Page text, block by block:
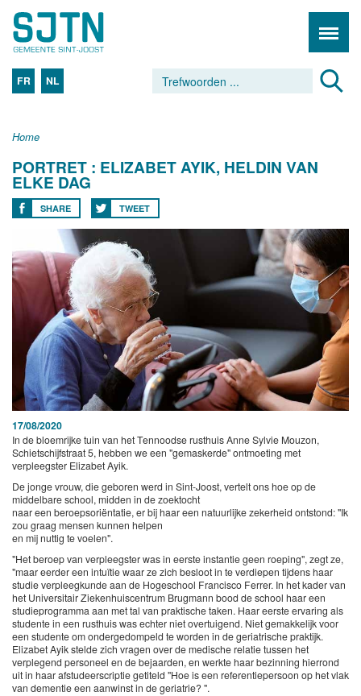
FR NL
Home
PORTRET : ELIZABET AYIK, HELDIN VAN
ELKE DAG
SHARE TWEET
17/08/2020
In de bloemrijke tuin van het Tennoodse rusthuis Anne Sylvie Mouzon,
Schietschijfstraat 5, hebben we een "gemaskerde" ontmoeting met
verpleegster Elizabet Ayik.
De jonge vrouw, die geboren werd in Sint-Joost, vertelt ons hoe op de
middelbare school, midden in de zoektocht
naar een beroepsoriëntatie, er bij haar een natuurlijke zekerheid ontstond: "Ik
zou graag mensen kunnen helpen
en mij nuttig te voelen".
"Het beroep van verpleegster was in eerste instantie geen roeping", zegt ze,
"maar eerder een intuïtie waar ze zich besloot in te verdiepen tijdens haar
studie verpleegkunde aan de Hogeschool Francisco Ferrer. In het kader van
het Universitair Ziekenhuiscentrum Brugmann bood de school haar een
studieprogramma aan met tal van praktische taken. Haar eerste ervaring als
studente in een rusthuis was echter niet overtuigend. Niet gemakkelijk voor
een studente om ondergedompeld te worden in de geriatrische praktijk.
Elizabet Ayik stelde zich vragen over de medische relatie tussen het
verplegend personeel en de bejaarden, en werkte haar bezinning hierrond
uit in haar afstudeerscriptie getiteld "Hoe is een referentiepersoon op het vlak
van dementie een aanwinst in de geriatrie? ".